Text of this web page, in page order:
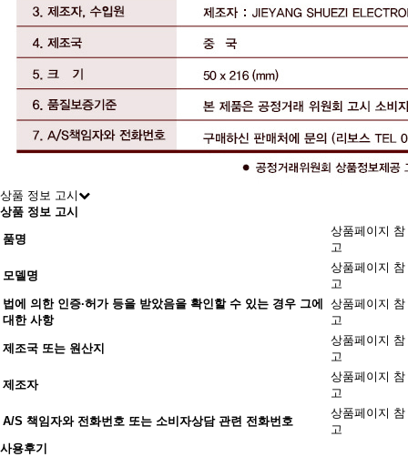
상품 정보 고시
상품 정보 고시
품명
상품페이지 참
고
모델명
상품페이지 참
고
법에 의한 인증·허가 등을 받았음을 확인할 수 있는 경우 그에
대한 사항
상품페이지 참
고
제조국 또는 원산지
상품페이지 참
고
제조자
상품페이지 참
고
A/S 책임자와 전화번호 또는 소비자상담 관련 전화번호
상품페이지 참
고
사용후기